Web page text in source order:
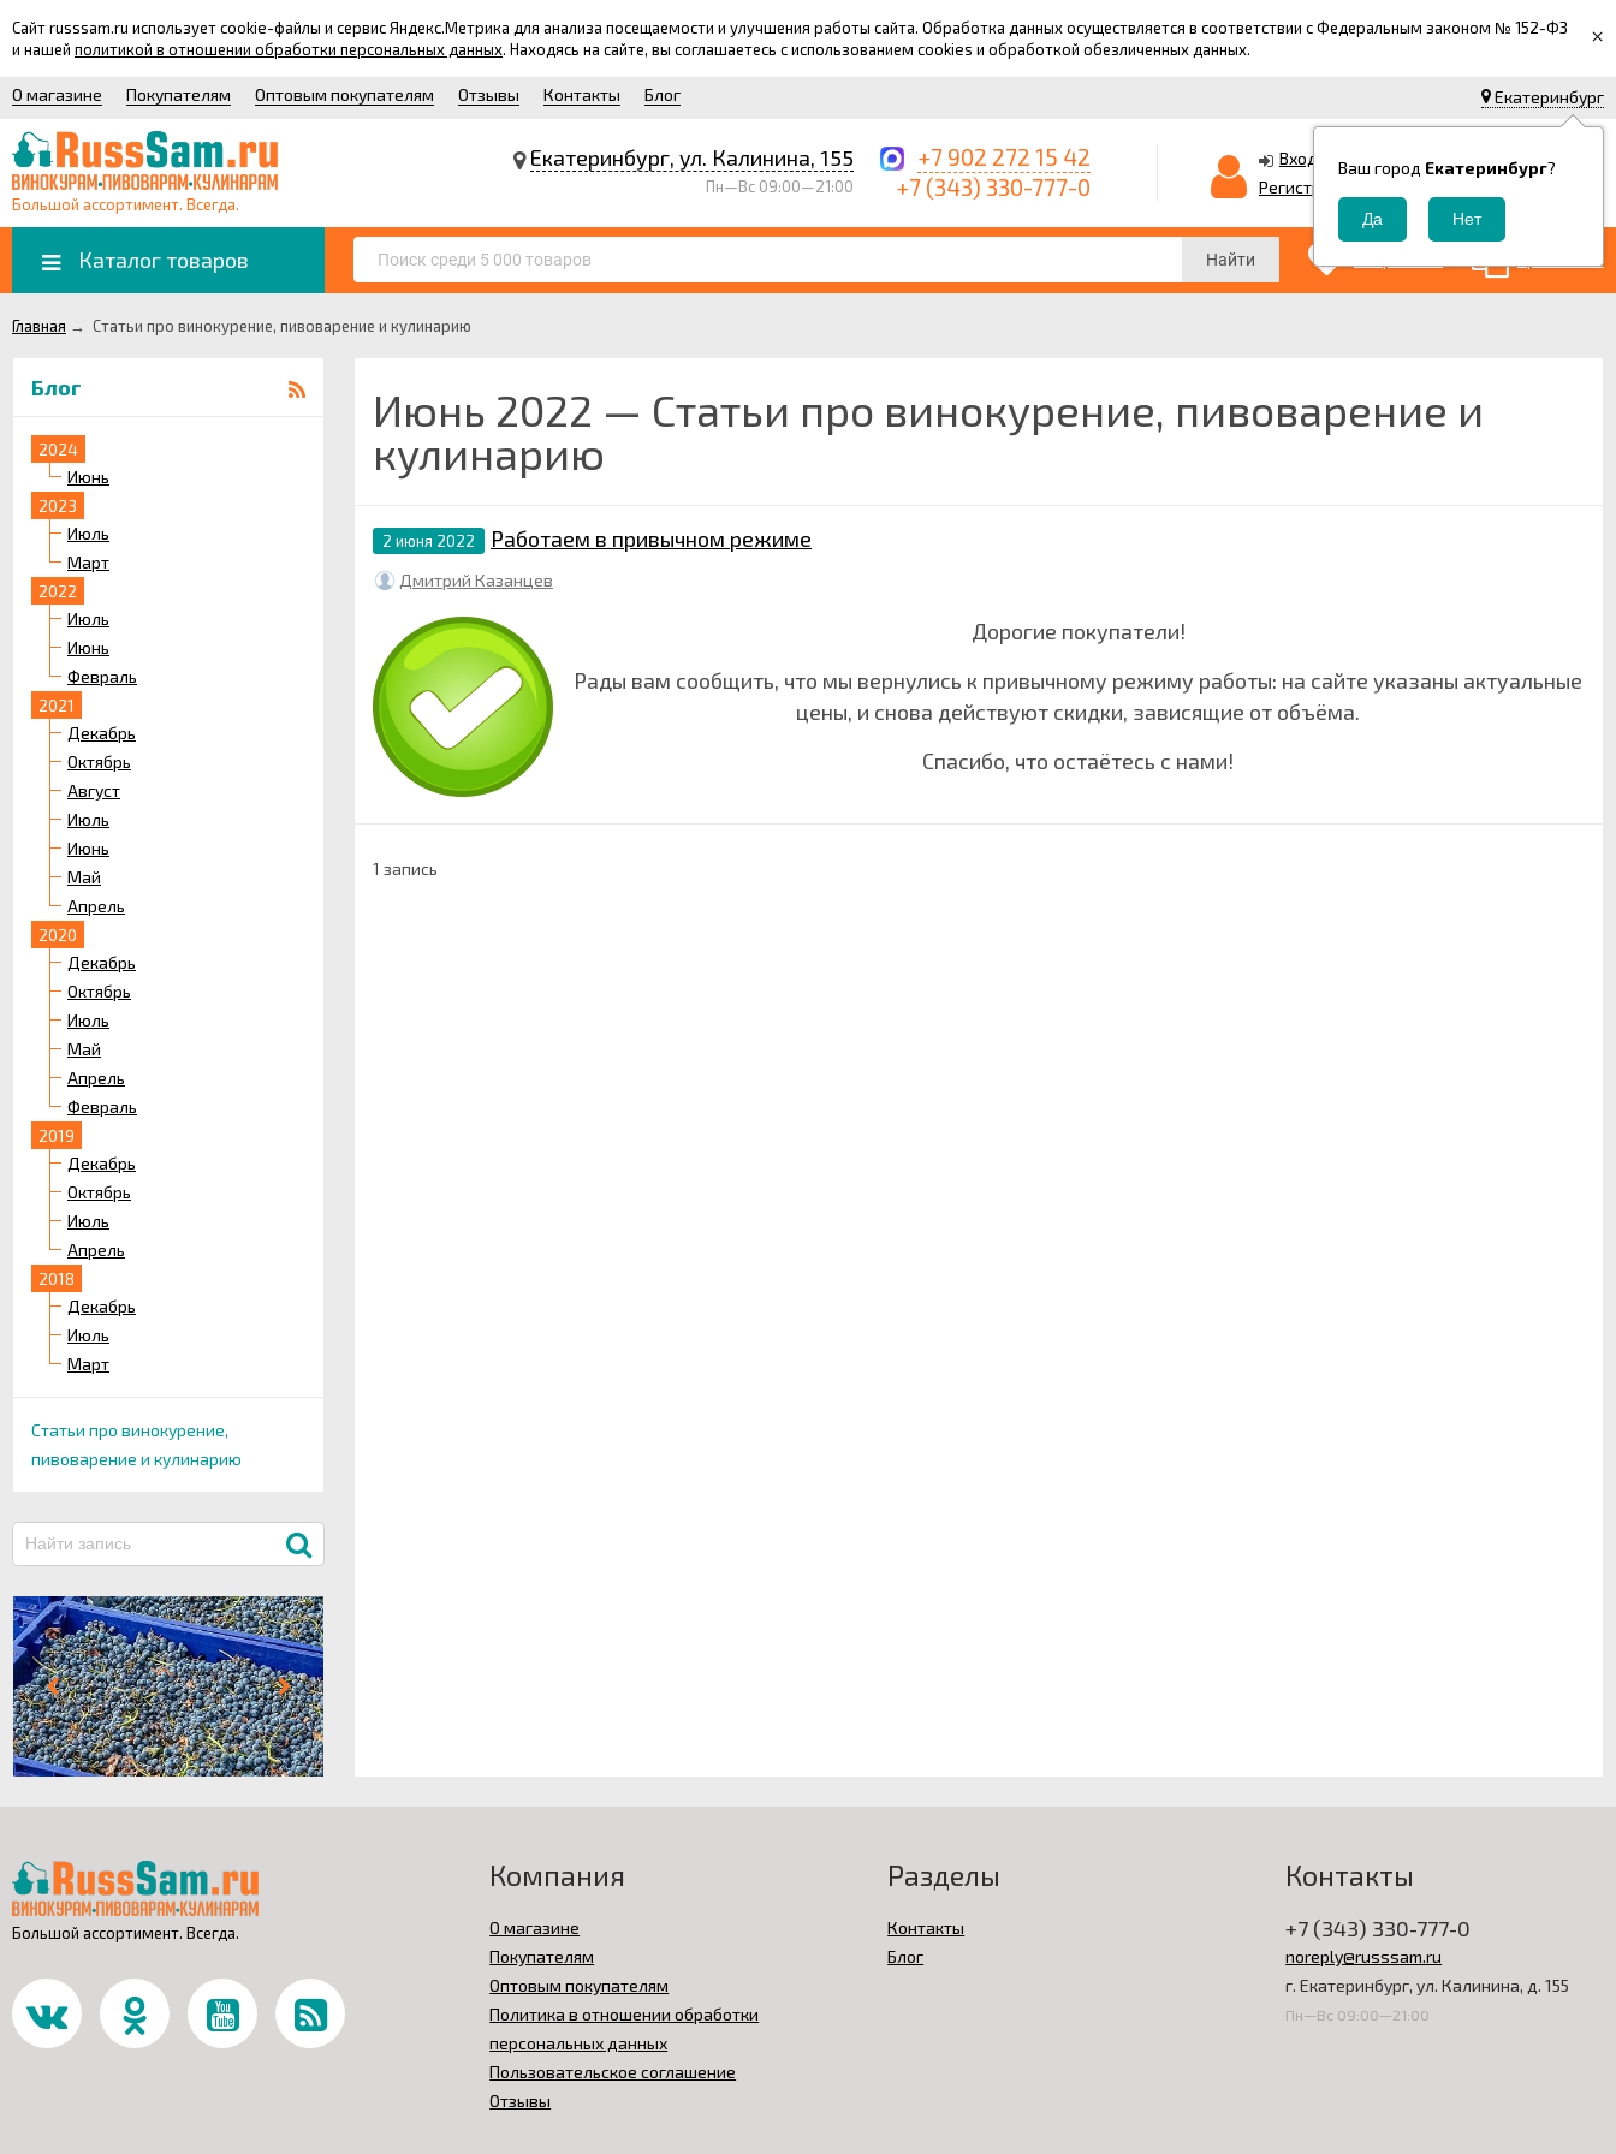
Сайт russsam.ru использует cookie-файлы и сервис Яндекс.Метрика для анализа посещаемости и улучшения работы сайта. Обработка данных осуществляется в соответствии с Федеральным законом № 152-ФЗ
и нашей политикой в отношении обработки персональных данных. Находясь на сайте, вы соглашаетесь с использованием cookies и обработкой обезличенных данных. ×
Екатеринбург
Ваш город Екатеринбург?
О магазине Покупателям Оптовым покупателям Отзывы Контакты Блог
Большой ассортимент. Всегда.
Екатеринбург, ул. Калинина, 155
Пн—Вс 09:00—21:00
+7 902 272 15 42
+7 (343) 330-777-0
Вход
Регистрация
Корзина
0
Каталог товаров Найти Сравнение
Главная → Статьи про винокурение, пивоварение и кулинарию
Блог
2024
Июнь
2023
Июль
Март
2022
Июль
Июнь
Февраль
2021
Декабрь
Октябрь
Август
Июль
Июнь
Май
Апрель
2020
Декабрь
Октябрь
Июль
Май
Апрель
Февраль
2019
Декабрь
Октябрь
Июль
Апрель
2018
Декабрь
Июль
Март
Статьи про винокурение,
пивоварение и кулинарию
Июнь 2022 — Статьи про винокурение, пивоварение и
кулинарию
2 июня 2022 Работаем в привычном режиме
Дмитрий Казанцев
Дорогие покупатели!
Рады вам сообщить, что мы вернулись к привычному режиму работы: на сайте указаны актуальные
цены, и снова действуют скидки, зависящие от объёма.
Спасибо, что остаётесь с нами!
1 запись
Большой ассортимент. Всегда.
Компания
О магазине
Покупателям
Оптовым покупателям
Политика в отношении обработки
персональных данных
Пользовательское соглашение
Отзывы
Разделы
Контакты
Блог
Контакты
+7 (343) 330-777-0
noreply@russsam.ru
г. Екатеринбург, ул. Калинина, д. 155
Пн—Вс 09:00—21:00